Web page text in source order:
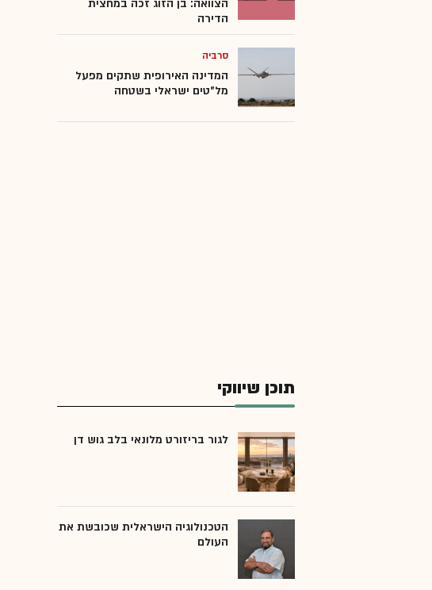
הצוואה: בן הזוג זכה במחצית
הדירה
סרביה
המדינה האירופית שתקים מפעל
מל"טים ישראלי בשטחה
תוכן שיווקי
לגור בריזורט מלונאי בלב גוש דן
הטכנולוגיה הישראלית שכובשת את
העולם